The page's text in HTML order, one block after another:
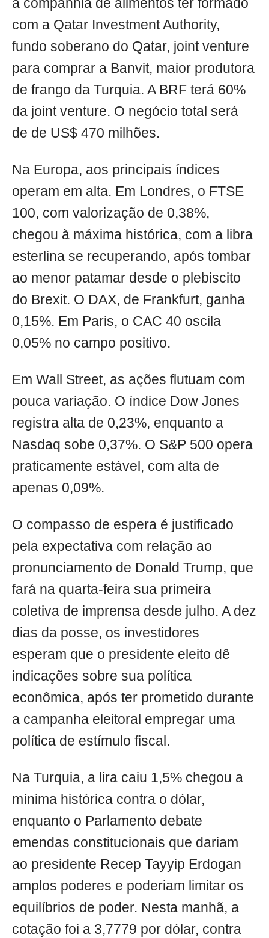
a companhia de alimentos ter formado
com a Qatar Investment Authority,
fundo soberano do Qatar, joint venture
para comprar a Banvit, maior produtora
de frango da Turquia. A BRF terá 60%
da joint venture. O negócio total será
de de US$ 470 milhões.
Na Europa, aos principais índices
operam em alta. Em Londres, o FTSE
100, com valorização de 0,38%,
chegou à máxima histórica, com a libra
esterlina se recuperando, após tombar
ao menor patamar desde o plebiscito
do Brexit. O DAX, de Frankfurt, ganha
0,15%. Em Paris, o CAC 40 oscila
0,05% no campo positivo.
Em Wall Street, as ações flutuam com
pouca variação. O índice Dow Jones
registra alta de 0,23%, enquanto a
Nasdaq sobe 0,37%. O S&P 500 opera
praticamente estável, com alta de
apenas 0,09%.
O compasso de espera é justificado
pela expectativa com relação ao
pronunciamento de Donald Trump, que
fará na quarta-feira sua primeira
coletiva de imprensa desde julho. A dez
dias da posse, os investidores
esperam que o presidente eleito dê
indicações sobre sua política
econômica, após ter prometido durante
a campanha eleitoral empregar uma
política de estímulo fiscal.
Na Turquia, a lira caiu 1,5% chegou a
mínima histórica contra o dólar,
enquanto o Parlamento debate
emendas constitucionais que dariam
ao presidente Recep Tayyip Erdogan
amplos poderes e poderiam limitar os
equilíbrios de poder. Nesta manhã, a
cotação foi a 3,7779 por dólar, contra